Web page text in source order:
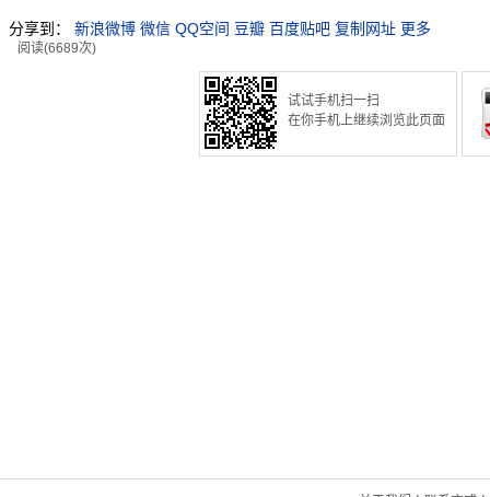
分享到： 新浪微博 微信 QQ空间 豆瓣 百度贴吧 复制网址 更多
阅读(6689次)
试试手机扫一扫
在你手机上继续浏览此页面